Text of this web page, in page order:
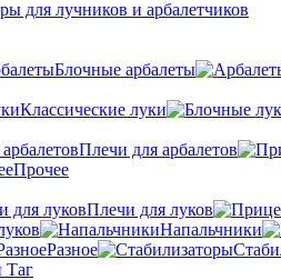
для лучников и арбалетчиков
Блочные арбалеты
Классические луки
Плечи для арбалетов
Прочее
Плечи для луков
Напальчники
Разное
Таг